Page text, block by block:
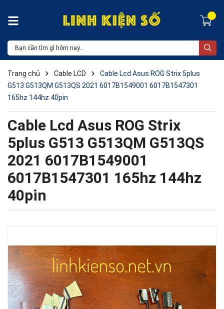
Trang chủ Cable LCD
Cable Lcd Asus ROG Strix 5plus
G513 G513QM G513QS 2021 6017B1549001 6017B1547301
165hz 144hz 40pin
Cable Lcd Asus ROG Strix
5plus G513 G513QM G513QS
2021 6017B1549001
6017B1547301 165hz 144hz
40pin